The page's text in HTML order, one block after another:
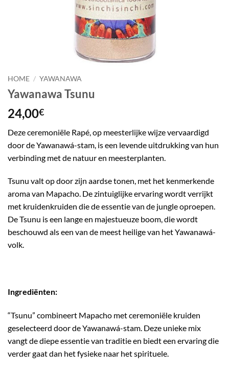
HOME / YAWANAWA
Yawanawa Tsunu
24,00€
Deze ceremoniële Rapé, op meesterlijke wijze vervaardigd
door de Yawanawá-stam, is een levende uitdrukking van hun
verbinding met de natuur en meesterplanten.
Tsunu valt op door zijn aardse tonen, met het kenmerkende
aroma van Mapacho. De zintuiglijke ervaring wordt verrijkt
met kruidenkruiden die de essentie van de jungle oproepen.
De Tsunu is een lange en majestueuze boom, die wordt
beschouwd als een van de meest heilige van het Yawanawá-
volk.
Ingrediënten:
“Tsunu” combineert Mapacho met ceremoniële kruiden
geselecteerd door de Yawanawá-stam. Deze unieke mix
vangt de diepe essentie van traditie en biedt een ervaring die
verder gaat dan het fysieke naar het spirituele.